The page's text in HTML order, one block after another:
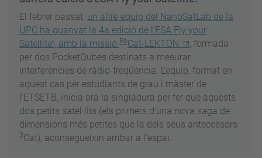
El febrer passat, un altre equip del NanoSatLab de la
UPC ha guanyat la 4a edició de l’ESA Fly your
Satellite!, amb la missió PoCat-LEKTON
, formada
per dos PocketQubes destinats a mesurar
interferències de ràdio-freqüència. L'equip, format en
aquest cas per estudiants de grau i màster de
l'ETSETB, inicia ara la singladura per fer que aquests
dos petits satèl·lits (els primers d'una nova saga de
dimensions més petites que la dels seus antecessors
3Cat), aconsegueixin arribar a l'espai.